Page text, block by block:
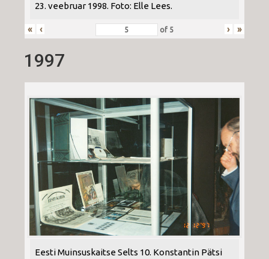
23. veebruar 1998. Foto: Elle Lees.
« ‹ of 5 › »
1997
Eesti Muinsuskaitse Selts 10. Konstantin Pätsi